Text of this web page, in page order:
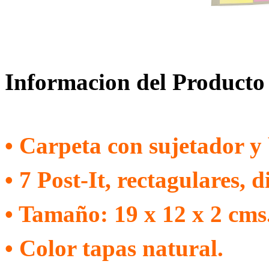
Informacion del Producto
• Carpeta con sujetador
• 7 Post-It, rectagulares,
• Tamaño: 19 x 12 x 2
• Color tapas natural.